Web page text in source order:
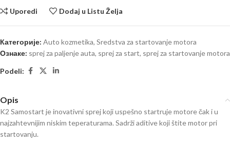
Uporedi Dodaj u Listu Želja
Категорије: Auto kozmetika, Sredstva za startovanje motora
Ознаке: sprej za paljenje auta, sprej za start, sprej za startovanje motora
Podeli:
Opis
K2 Samostart je inovativni sprej koji uspešno startruje motore čak i u
najzahtevnijim niskim teperaturama. Sadrži aditive koji štite motor pri
startovanju.